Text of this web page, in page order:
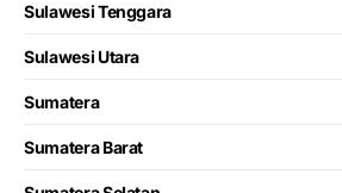
Sulawesi Tenggara
Sulawesi Utara
Sumatera
Sumatera Barat